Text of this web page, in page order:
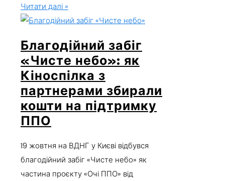
Читати далі »
Благодійний забіг
«Чисте небо»: як
Кіноспілка з
партнерами збирали
кошти на підтримку
ППО
19 жовтня на ВДНГ у Києві відбувся
благодійний забіг «Чисте небо» як
частина проєкту «Очі ППО» від